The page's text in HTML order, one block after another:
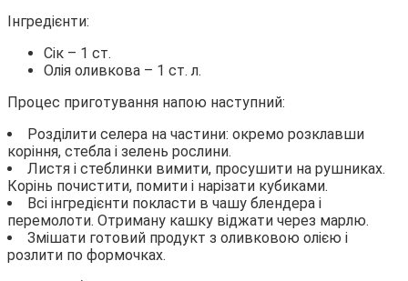
Інгредієнти:
Сік – 1 ст.
Олія оливкова – 1 ст. л.
Процес приготування напою наступний:
Розділити селера на частини: окремо розклавши
коріння, стебла і зелень рослини.
Листя і стеблинки вимити, просушити на рушниках.
Корінь почистити, помити і нарізати кубиками.
Всі інгредієнти покласти в чашу блендера і
перемолоти. Отриману кашку віджати через марлю.
Змішати готовий продукт з оливковою олією і
розлити по формочках.